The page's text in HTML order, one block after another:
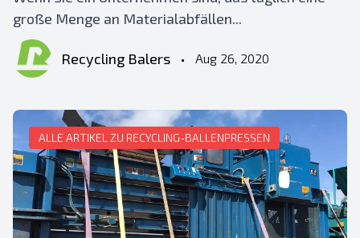
große Menge an Materialabfällen...
Recycling Balers • Aug 26, 2020
ALLE ARTIKEL ZU RECYCLING-BALLENPRESSEN